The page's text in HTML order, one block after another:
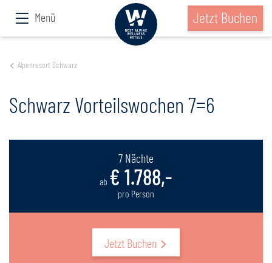
Menü Jetzt Buchen
Alpenresort Schwarz
Schwarz Vorteilswochen 7=6
7 Nächte
ab € 1.788,-
pro Person
Jetzt Buchen